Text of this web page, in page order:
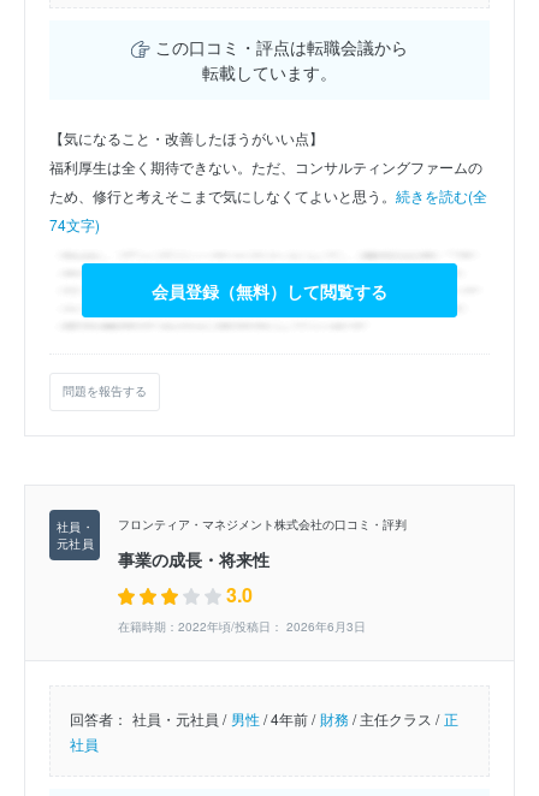
この口コミ・評点は転職会議から
転載しています。
【気になること・改善したほうがいい点】
福利厚生は全く期待できない。ただ、コンサルティングファームの
ため、修行と考えそこまで気にしなくてよいと思う。 続きを読む(全
74文字)
会員登録（無料）して閲覧する
問題を報告する
フロンティア・マネジメント株式会社の口コミ・評判
事業の成長・将来性
3.0
在籍時期：2022年頃/投稿日： 2026年6月3日
回答者： 社員・元社員 / 男性/4年前 / 財務/主任クラス / 正
社員